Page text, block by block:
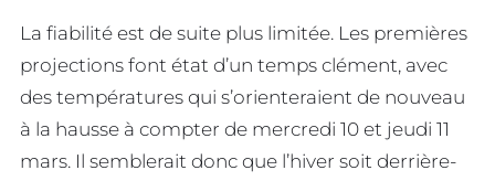
La fiabilité est de suite plus limitée. Les premières
projections font état d’un temps clément, avec
des températures qui s’orienteraient de nouveau
à la hausse à compter de mercredi 10 et jeudi 11
mars. Il semblerait donc que l’hiver soit derrière-